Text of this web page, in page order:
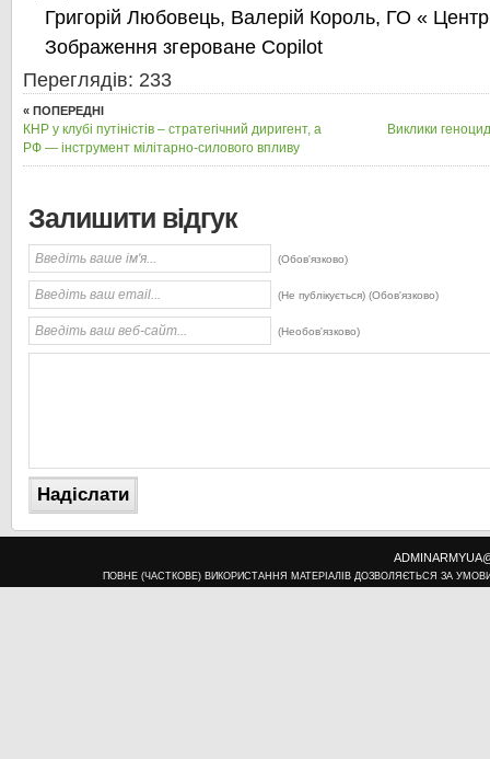
Григорій Любовець, Валерій Король, ГО «
Зображення згероване Copilot
Переглядів: 233
« ПОПЕРЕДНІ
КНР у клубі путіністів – стратегічний диригент, а
РФ — інструмент мілітарно-силового впливу
Виклики
Залишити відгук
(Обов'язково)
(Не публікується) (Обов'язково)
(Необов'язково)
ПОВНЕ (ЧАСТКОВЕ) ВИКОРИСТАННЯ МАТЕРІАЛІВ ДОЗВОЛЯЄТЬСЯ ЗА